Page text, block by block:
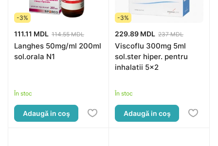
-3%
111.11 MDL 114.55 MDL
Langhes 50mg/ml 200ml
sol.orala N1
În stoc
Adaugă in coş
-3%
229.89 MDL 237 MDL
Viscoflu 300mg 5ml
sol.ster hiper. pentru
inhalatii 5x2
În stoc
Adaugă in coş